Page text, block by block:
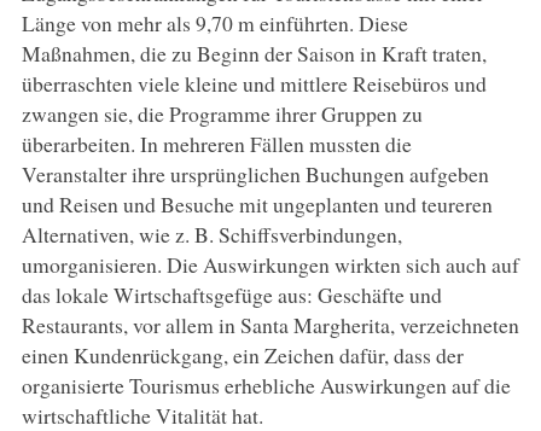
Länge von mehr als 9,70 m einführten. Diese
Maßnahmen, die zu Beginn der Saison in Kraft traten,
überraschten viele kleine und mittlere Reisebüros und
zwangen sie, die Programme ihrer Gruppen zu
überarbeiten. In mehreren Fällen mussten die
Veranstalter ihre ursprünglichen Buchungen aufgeben
und Reisen und Besuche mit ungeplanten und teureren
Alternativen, wie z. B. Schiffsverbindungen,
umorganisieren. Die Auswirkungen wirkten sich auch auf
das lokale Wirtschaftsgefüge aus: Geschäfte und
Restaurants, vor allem in Santa Margherita, verzeichneten
einen Kundenrückgang, ein Zeichen dafür, dass der
organisierte Tourismus erhebliche Auswirkungen auf die
wirtschaftliche Vitalität hat.